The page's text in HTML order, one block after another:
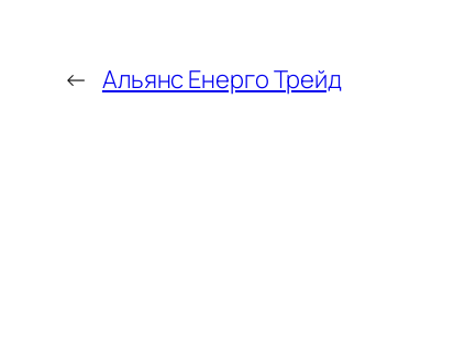
← Альянс Енерго Трейд